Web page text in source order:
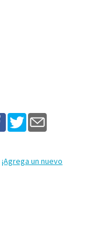
¡Agrega un nuevo